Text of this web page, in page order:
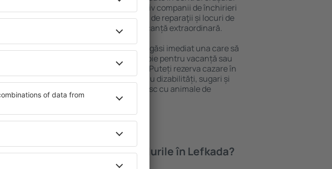
Lefkada. Facilitățile din apropiere, inclusiv companii de închirieri
auto, transport public, magazine, centre de reparaţii și locuri de
relaxare sau distracţie, garantează o vacanță extraordinară.
Dacă doriţi cazare de lux în Lefkada, veţi găsi imediat una care să
se potrivească. Veți găsi tot ce aveți nevoie pentru vacanță sau
călătoria de afaceri la destinația aleasă. Puteți rezerva cazare în
Lefkada cu facilități pentru persoanele cu dizabilități, sugari și
copii, precum și pentru cei care călătoresc cu animale de
companie.
Ce fel de facilităţi oferă hotelurile în Lefkada?